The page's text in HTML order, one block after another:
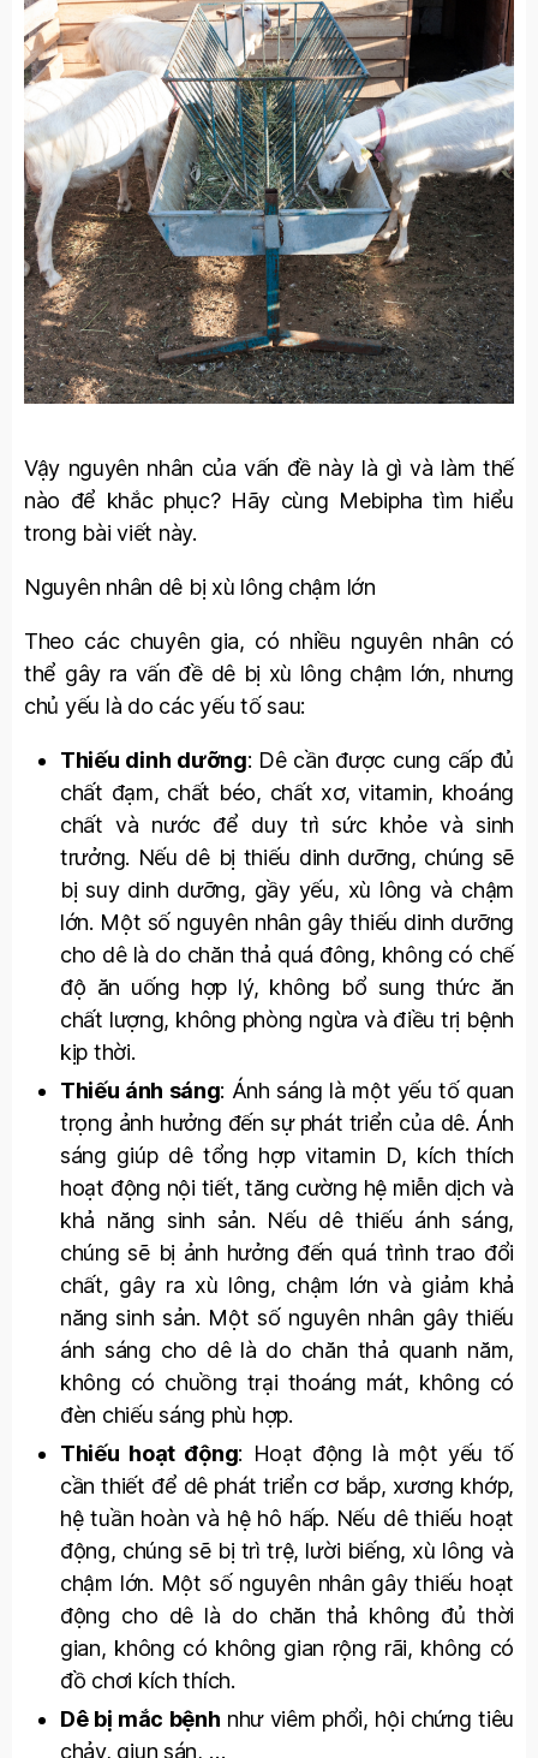
Vậy nguyên nhân của vấn đề này là gì và làm thế
nào để khắc phục? Hãy cùng Mebipha tìm hiểu
trong bài viết này.
Nguyên nhân dê bị xù lông chậm lớn
Theo các chuyên gia, có nhiều nguyên nhân có
thể gây ra vấn đề dê bị xù lông chậm lớn, nhưng
chủ yếu là do các yếu tố sau:
Thiếu dinh dưỡng: Dê cần được cung cấp đủ
chất đạm, chất béo, chất xơ, vitamin, khoáng
chất và nước để duy trì sức khỏe và sinh
trưởng. Nếu dê bị thiếu dinh dưỡng, chúng sẽ
bị suy dinh dưỡng, gầy yếu, xù lông và chậm
lớn. Một số nguyên nhân gây thiếu dinh dưỡng
cho dê là do chăn thả quá đông, không có chế
độ ăn uống hợp lý, không bổ sung thức ăn
chất lượng, không phòng ngừa và điều trị bệnh
kịp thời.
Thiếu ánh sáng: Ánh sáng là một yếu tố quan
trọng ảnh hưởng đến sự phát triển của dê. Ánh
sáng giúp dê tổng hợp vitamin D, kích thích
hoạt động nội tiết, tăng cường hệ miễn dịch và
khả năng sinh sản. Nếu dê thiếu ánh sáng,
chúng sẽ bị ảnh hưởng đến quá trình trao đổi
chất, gây ra xù lông, chậm lớn và giảm khả
năng sinh sản. Một số nguyên nhân gây thiếu
ánh sáng cho dê là do chăn thả quanh năm,
không có chuồng trại thoáng mát, không có
đèn chiếu sáng phù hợp.
Thiếu hoạt động: Hoạt động là một yếu tố
cần thiết để dê phát triển cơ bắp, xương khớp,
hệ tuần hoàn và hệ hô hấp. Nếu dê thiếu hoạt
động, chúng sẽ bị trì trệ, lười biếng, xù lông và
chậm lớn. Một số nguyên nhân gây thiếu hoạt
động cho dê là do chăn thả không đủ thời
gian, không có không gian rộng rãi, không có
đồ chơi kích thích.
Dê bị mắc bệnh như viêm phổi, hội chứng tiêu
chảy, giun sán, …